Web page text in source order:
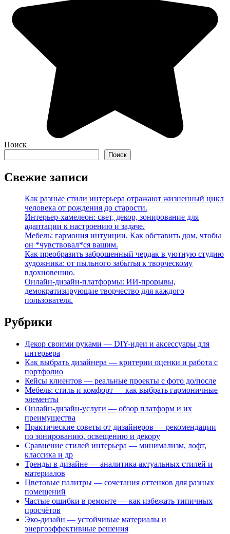
Поиск
Поиск
Свежие записи
Как разные стили интерьера отражают жизненный цикл
человека от рождения до старости.
Интерьер-хамелеон: свет, декор, зонирование для
адаптации к настроению и задаче.
Мебель: гармония интуиции. Как обставить дом, чтобы
он *чувствовал*ся вашим.
Как преобразить заброшенный чердак в уютную студию
художника: от пыльного забытья к творческому
вдохновению.
Онлайн-дизайн-платформы: ИИ-прорывы,
демократизирующие творчество для каждого
пользователя.
Рубрики
Декор своими руками — DIY-идеи и аксессуары для
интерьера
Как выбрать дизайнера — критерии оценки и работа с
портфолио
Кейсы клиентов — реальные проекты с фото до/после
Мебель: стиль и комфорт — как выбрать гармоничные
элементы
Онлайн-дизайн-услуги — обзор платформ и их
преимущества
Практические советы от дизайнеров — рекомендации
по зонированию, освещению и декору
Сравнение стилей интерьера — минимализм, лофт,
классика и др
Тренды в дизайне — аналитика актуальных стилей и
материалов
Цветовые палитры — сочетания оттенков для разных
помещений
Частые ошибки в ремонте — как избежать типичных
просчётов
Эко-дизайн — устойчивые материалы и
энергоэффективные решения